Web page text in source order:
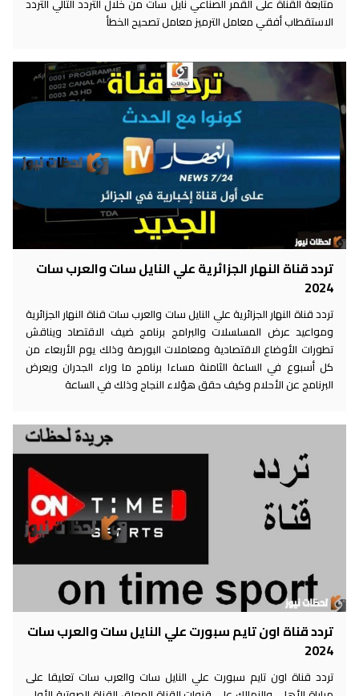
متابعة القناة على القمر الصناعي نايل سات من خلال التردد التالي التردد
الاستقطاب أفقي معامل الترميز معامل تصحيح الخطأ
تردد قناة النهار الجزائرية علي النايل سات والعرب سات
2024
تردد قناة النهار الجزائرية علي النايل سات والعرب سات قناة النهار الجزائرية
ومواعيد عرض المسلسلات والبرامج برنامج ضيف الاقتصاد ويناقش
تطورات الأوضاع الاقتصادية ومعاملات البورصة وذلك يوم الأربعاء من
كل أسبوع في الساعة الثامنة مساءا برنامج ما وراء الجدران ويعرض
البرنامج عن الأحلام وكيف حقق هؤلاء النجاح وذلك في الساعة
تردد قناة اون تايم سبورت علي النايل سات والعرب سات
2024
تردد قناة اون تايم سبورت علي النايل سات والعرب سات تعليقا على